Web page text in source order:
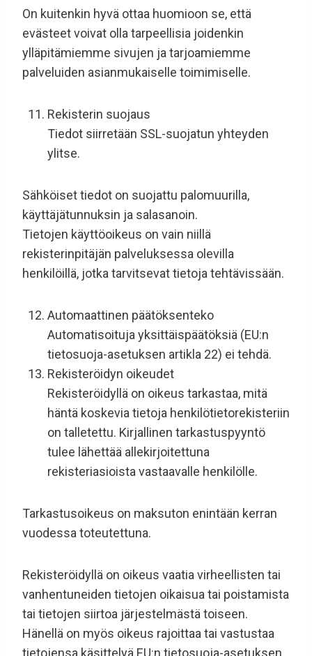
On kuitenkin hyvä ottaa huomioon se, että
evästeet voivat olla tarpeellisia joidenkin
ylläpitämiemme sivujen ja tarjoamiemme
palveluiden asianmukaiselle toimimiselle.
Rekisterin suojaus
Tiedot siirretään SSL-suojatun yhteyden
ylitse.
Sähköiset tiedot on suojattu palomuurilla,
käyttäjätunnuksin ja salasanoin.
Tietojen käyttöoikeus on vain niillä
rekisterinpitäjän palveluksessa olevilla
henkilöillä, jotka tarvitsevat tietoja tehtävissään.
Automaattinen päätöksenteko
Automatisoituja yksittäispäätöksiä (EU:n
tietosuoja-asetuksen artikla 22) ei tehdä.
Rekisteröidyn oikeudet
Rekisteröidyllä on oikeus tarkastaa, mitä
häntä koskevia tietoja henkilötietorekisteriin
on talletettu. Kirjallinen tarkastuspyyntö
tulee lähettää allekirjoitettuna
rekisteriasioista vastaavalle henkilölle.
Tarkastusoikeus on maksuton enintään kerran
vuodessa toteutettuna.
Rekisteröidyllä on oikeus vaatia virheellisten tai
vanhentuneiden tietojen oikaisua tai poistamista
tai tietojen siirtoa järjestelmästä toiseen.
Hänellä on myös oikeus rajoittaa tai vastustaa
tietojensa käsittelyä EU:n tietosuoja-asetuksen